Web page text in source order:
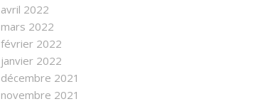
avril 2022
mars 2022
février 2022
janvier 2022
décembre 2021
novembre 2021